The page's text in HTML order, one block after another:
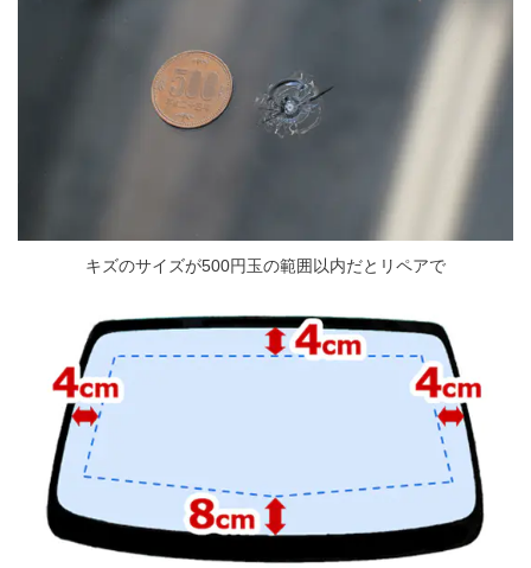
キズのサイズが500円玉の範囲以内だとリペアで